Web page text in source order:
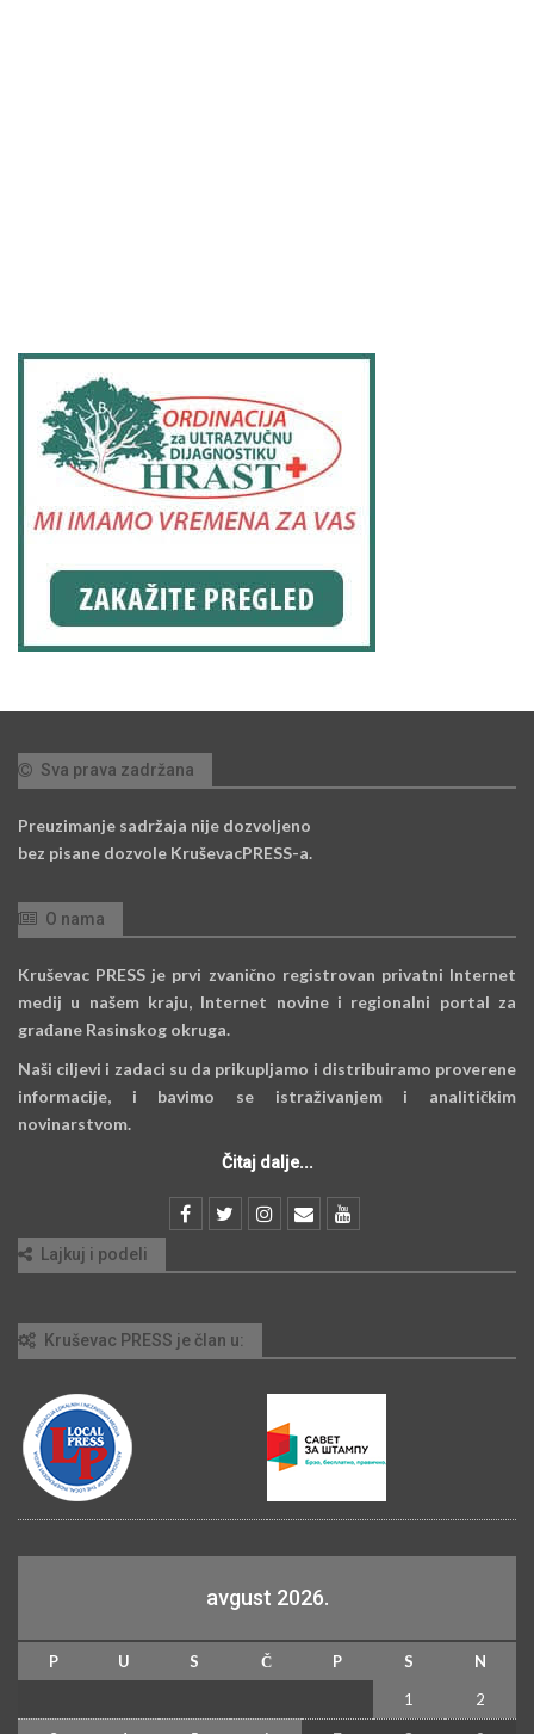
Sva prava zadržana
Preuzimanje sadržaja nije dozvoljeno
bez pisane dozvole KruševacPRESS-a.
O nama
Kruševac PRESS je prvi zvanično registrovan privatni Internet
medij u našem kraju, Internet novine i regionalni portal za
građane Rasinskog okruga.
Naši ciljevi i zadaci su da prikupljamo i distribuiramo proverene
informacije, i bavimo se istraživanjem i analitičkim
novinarstvom.
Čitaj dalje...
Lajkuj i podeli
Kruševac PRESS je član u:
avgust 2026.
P U S Č P S
N
1
2